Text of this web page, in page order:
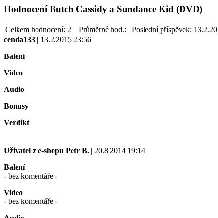
Hodnocení Butch Cassidy a Sundance Kid (DVD)
Celkem hodnocení: 2 Průměrné hod.: Poslední příspěvek:
cenda133 | 13.2.2015 23:56
Balení
Video
Audio
Bonusy
Verdikt
Uživatel z e-shopu Petr B. | 20.8.2014 19:14
Balení
- bez komentáře -
Video
- bez komentáře -